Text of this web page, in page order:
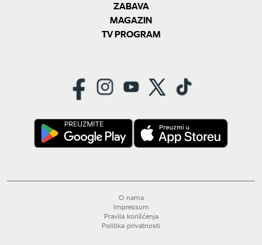
ZABAVA
MAGAZIN
TV PROGRAM
O nama
Impressum
Pravila korišćenja
Politika privatnosti